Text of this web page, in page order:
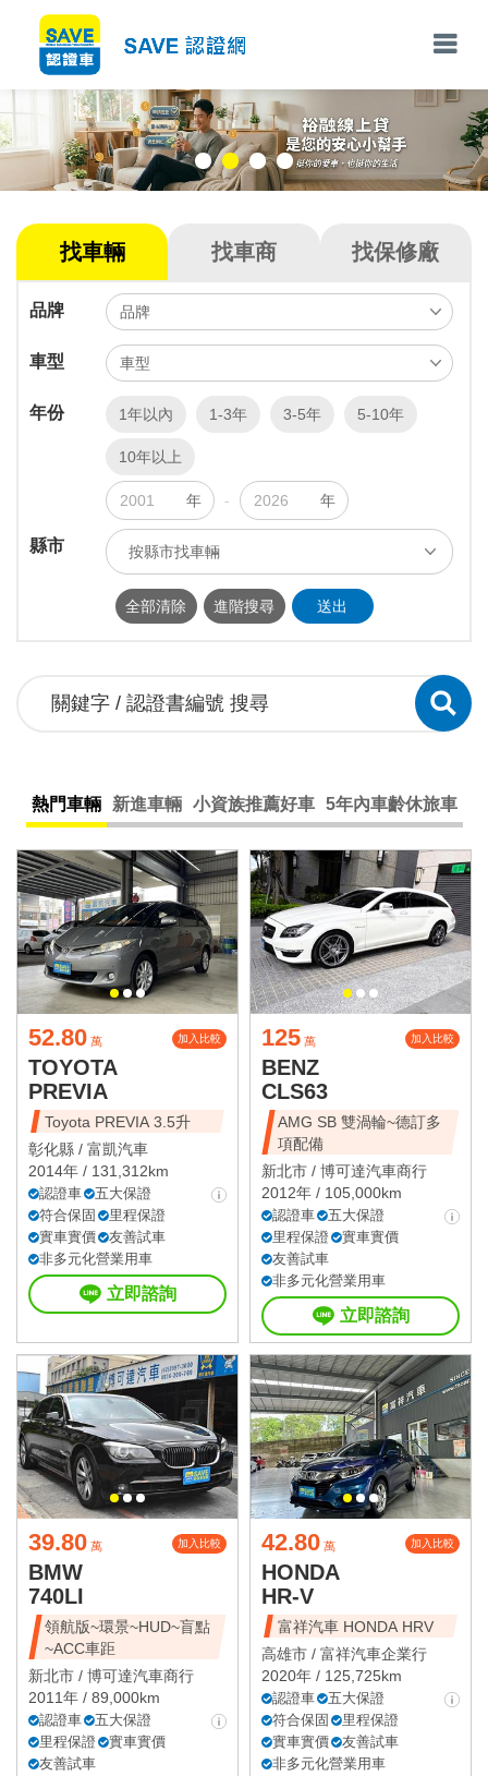
找車輛 找車商 找保修廠
品牌
車型
年份 1年以內 1-3年 3-5年 5-10年
10年以上
年 - 年
縣市 按縣市找車輛
ALL 台北市 新北市 基隆市
澎湖縣 連江縣 金門縣
全部清除 進階搜尋 送出
熱門車輛 新進車輛 小資族推薦好車 5年內車齡休旅車
52.80 萬 加入比較
TOYOTA
PREVIA
Toyota PREVIA 3.5升
彰化縣 / 富凱汽車
2014年 / 131,312km
認證車
五大保證
符合保固
里程保證
實車實價
友善試車
非多元化營業用車
立即諮詢
125 萬 加入比較
BENZ
CLS63
AMG SB 雙渦輪~德訂多
項配備
新北市 / 博可達汽車商行
2012年 / 105,000km
認證車
五大保證
里程保證
實車實價
友善試車
非多元化營業用車
立即諮詢
39.80 萬 加入比較
BMW
740LI
領航版~環景~HUD~盲點
~ACC車距
新北市 / 博可達汽車商行
2011年 / 89,000km
認證車
五大保證
里程保證
實車實價
友善試車
42.80 萬 加入比較
HONDA
HR-V
富祥汽車 HONDA HRV
高雄市 / 富祥汽車企業行
2020年 / 125,725km
認證車
五大保證
符合保固
里程保證
實車實價
友善試車
非多元化營業用車